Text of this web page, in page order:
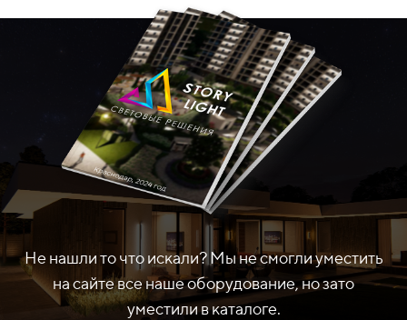
Не нашли то что искали? Мы не смогли уместить
на сайте все наше оборудование, но зато
уместили в каталоге.